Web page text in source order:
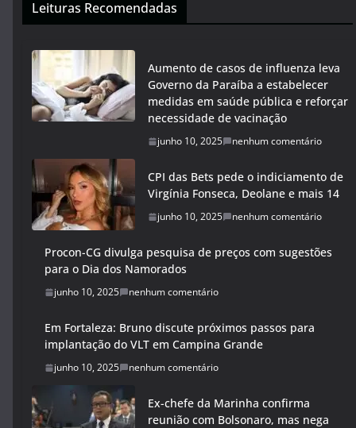
Leituras Recomendadas
Aumento de casos de influenza leva
Governo da Paraíba a estabelecer
medidas em saúde pública e reforçar
necessidade de vacinação
junho 10, 2025 nenhum comentário
CPI das Bets pede o indiciamento de
Virgínia Fonseca, Deolane e mais 14
junho 10, 2025 nenhum comentário
Procon-CG divulga pesquisa de preços com sugestões
para o Dia dos Namorados
junho 10, 2025 nenhum comentário
Em Fortaleza: Bruno discute próximos passos para
implantação do VLT em Campina Grande
junho 10, 2025 nenhum comentário
Ex-chefe da Marinha confirma
reunião com Bolsonaro, mas nega